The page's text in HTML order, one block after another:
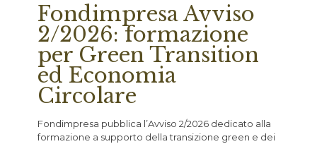
Fondimpresa Avviso
2/2026: formazione
per Green Transition
ed Economia
Circolare
Fondimpresa pubblica l’Avviso 2/2026 dedicato alla
formazione a supporto della transizione green e dei